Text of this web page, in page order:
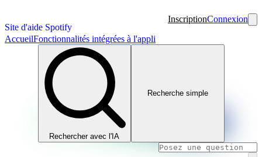
Site d'aide Spotify
InscriptionConnexion
AccueilFonctionnalités intégrées à l'appli
Rechercher avec l'IA
Recherche simple